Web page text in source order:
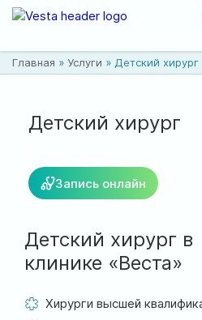
Врачи
Цены
Контакты
Новости
Главная » Услуги » Детский хирург
Детский хирург
Запись онлайн
Детский хирург в
клинике «Веста»
Хирурги высшей